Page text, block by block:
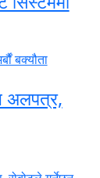
अलपत्र,